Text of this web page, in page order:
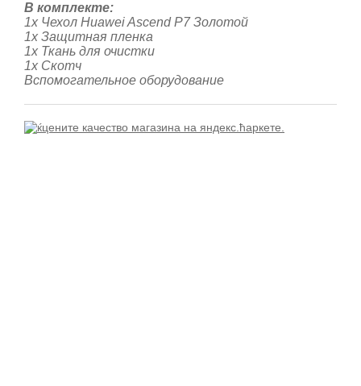
В комплекте:
1х Чехол Huawei Ascend P7 Золотой
1х Защитная пленка
1х Ткань для очистки
1x Скотч
Вспомогательное оборудование